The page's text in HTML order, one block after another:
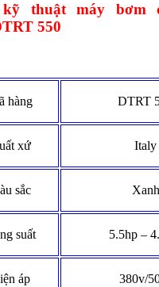
kỹ thuật máy bơm
550
hàng DTRT
xứ Italy
sắc Xanh
suất 5.5hp –
áp 380v/